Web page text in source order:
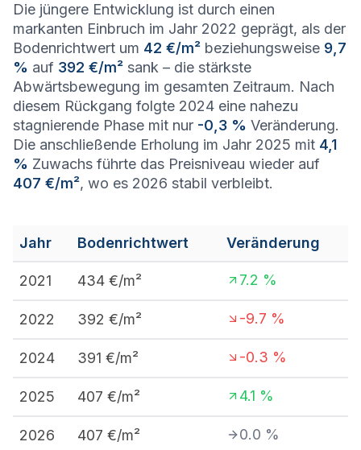
Die jüngere Entwicklung ist durch einen
markanten Einbruch im Jahr 2022 geprägt, als der
Bodenrichtwert um 42 €/m² beziehungsweise 9,7
% auf 392 €/m² sank – die stärkste
Abwärtsbewegung im gesamten Zeitraum. Nach
diesem Rückgang folgte 2024 eine nahezu
stagnierende Phase mit nur -0,3 % Veränderung.
Die anschließende Erholung im Jahr 2025 mit 4,1
% Zuwachs führte das Preisniveau wieder auf
407 €/m², wo es 2026 stabil verbleibt.
Jahr Bodenrichtwert Veränderung
2021 434 €/m² 7.2 %
2022 392 €/m² -9.7 %
2024 391 €/m² -0.3 %
2025 407 €/m² 4.1 %
2026 407 €/m² 0.0 %